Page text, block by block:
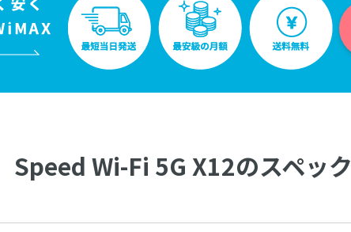
Speed Wi-Fi 5G X12のスペック